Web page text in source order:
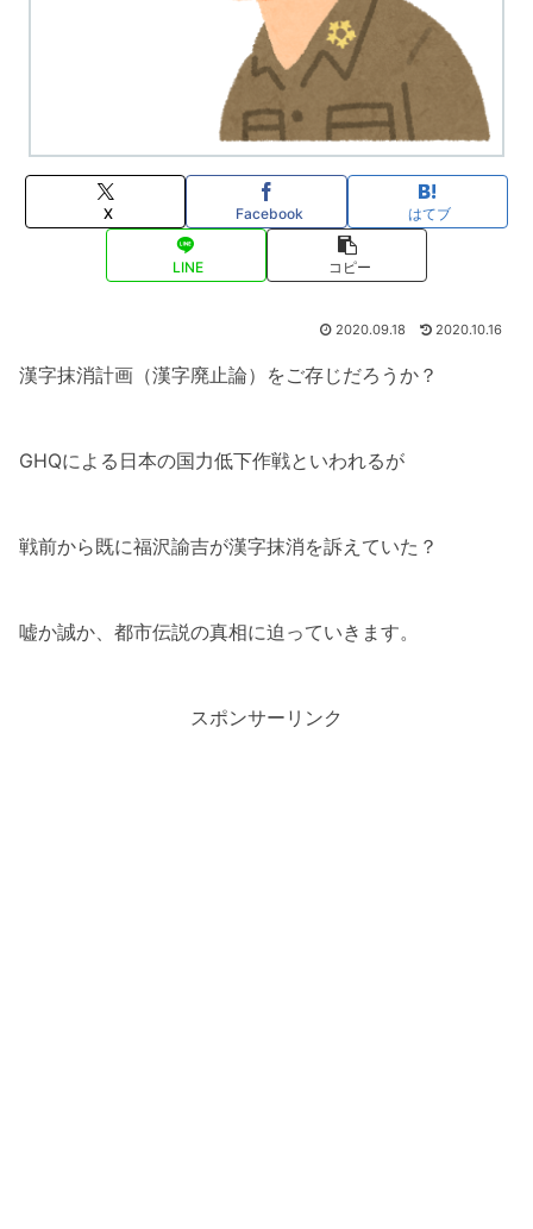
X Facebook はてブ
LINE コピー
2020.09.18 2020.10.16
漢字抹消計画（漢字廃止論）をご存じだろうか？
GHQによる日本の国力低下作戦といわれるが
戦前から既に福沢諭吉が漢字抹消を訴えていた？
嘘か誠か、都市伝説の真相に迫っていきます。
スポンサーリンク